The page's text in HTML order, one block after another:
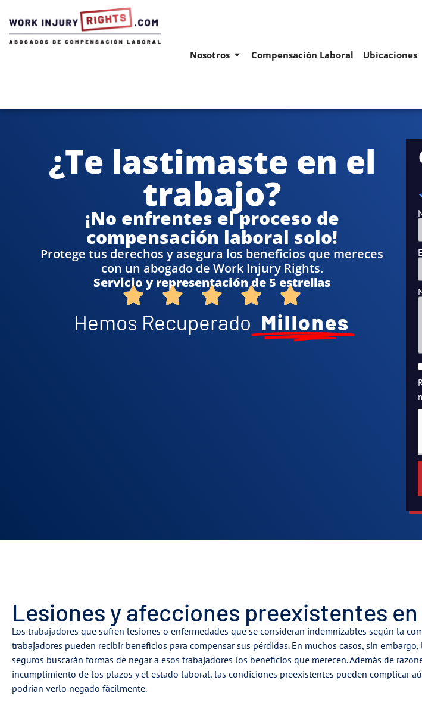
Nosotros Compensación Laboral Ubicaciones
¿Te lastimaste en el
trabajo?
¡No enfrentes el proceso de
compensación laboral solo!
Protege tus derechos y asegura los beneficios que mereces
con un abogado de Work Injury Rights.
Servicio y representación de 5 estrellas
Hemos Recuperado Millones
Lesiones y afecciones preexistentes en
Los trabajadores que sufren lesiones o enfermedades que se consideran indemnizables según la
trabajadores pueden recibir beneficios para compensar sus pérdidas. En muchos casos, sin
seguros buscarán formas de negar a esos trabajadores los beneficios que merecen. Además de
incumplimiento de los plazos y el estado laboral, las condiciones preexistentes pueden complicar
podrían verlo negado fácilmente.